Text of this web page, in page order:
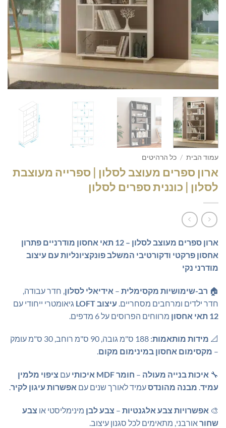
עמוד הבית / כל הרהיטים
ארון ספרים מעוצב לסלון | ספרייה מעוצבת
לסלון | כוננית ספרים לסלון
ארון ספרים מעוצב לסלון – 12 תאי אחסון מודרניים
פתרון
אחסון פרקטי ודקורטיבי המשלב פונקציונליות עם עיצוב
מודרני נקי
🏠 רב-שימושיות מקסימלית – אידיאלי לסלון , חדר עבודה,
חדר ילדים ומרחבים מסחריים. עיצוב LOFT
גיאומטרי ייחודי עם
12 תאי אחסון
מרווחים הפרוסים על 6 מדפים.
📐 מידות מותאמות
: 188 ס"מ גובה, 90 ס"מ רוחב, 30 ס"מ עומק
– מקסימום אחסון במינימום מקום.
🔧 איכות בנייה מעולה – חומר MDF איכותי עם ציפוי מלמין
עמיד. מבנה מהונדסעמיד לאורך שנים עם אפשרות עיגון לקיר.
🎨 אפשרויות צבע אלגנטיות – צבע לבן מינימליסטי או צבע
שחוראורבני, מתאימים לכל סגנון עיצוב.